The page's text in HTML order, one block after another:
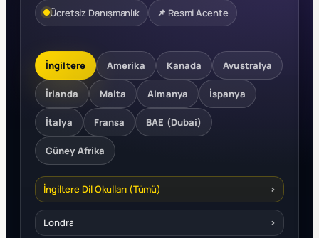
Ücretsiz Danışmanlık
📌 Resmi Acente
İngiltere Amerika Kanada Avustralya
İrlanda Malta Almanya İspanya
İtalya Fransa BAE (Dubai)
Güney Afrika
İngiltere Dil Okulları (Tümü) ›
Londra ›